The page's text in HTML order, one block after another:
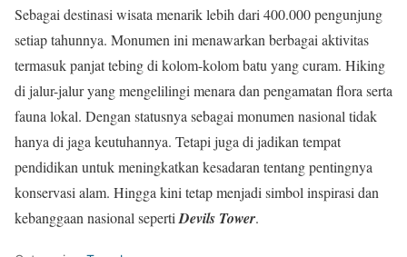
Sebagai destinasi wisata menarik lebih dari 400.000 pengunjung
setiap tahunnya. Monumen ini menawarkan berbagai aktivitas
termasuk panjat tebing di kolom-kolom batu yang curam. Hiking
di jalur-jalur yang mengelilingi menara dan pengamatan flora serta
fauna lokal. Dengan statusnya sebagai monumen nasional tidak
hanya di jaga keutuhannya. Tetapi juga di jadikan tempat
pendidikan untuk meningkatkan kesadaran tentang pentingnya
konservasi alam. Hingga kini tetap menjadi simbol inspirasi dan
kebanggaan nasional seperti Devils Tower.